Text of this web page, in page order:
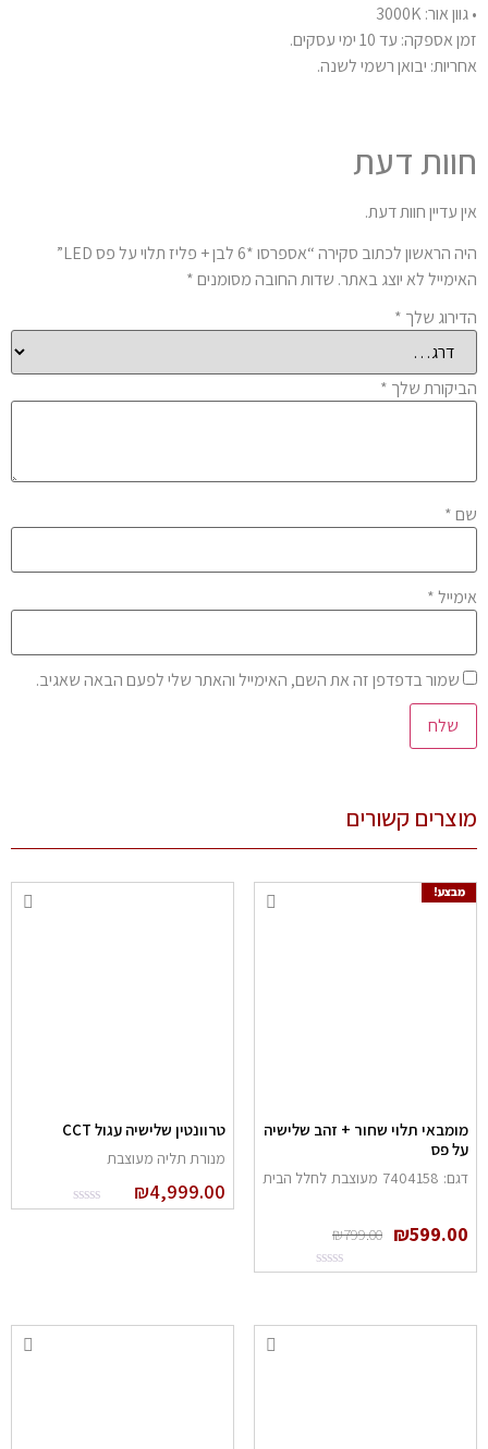
• גוון אור: 3000K
זמן אספקה: עד 10 ימי עסקים.
אחריות: יבואן רשמי לשנה.
חוות דעת
אין עדיין חוות דעת.
היה הראשון לכתוב סקירה “אספרסו *6 לבן + פליז תלוי על פס LED”
האימייל לא יוצג באתר. שדות החובה מסומנים*
הדירוג שלך *
הביקורת שלך *
שם*
אימייל*
שמור בדפדפן זה את השם, האימייל והאתר שלי לפעם הבאה שאגיב.
מוצרים קשורים
מבצע!
מומבאי תלוי שחור + זהב שלישיה
על פס
דגם: 7404158 מעוצבת לחלל הבית
₪799.00 ₪599.00
טרוונטין שלישיה עגול CCT
מנורת תליה מעוצבת
₪4,999.00